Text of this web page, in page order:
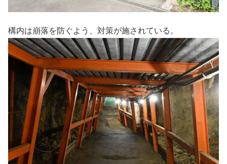
構内は崩落を防ぐよう、対策が施されている。